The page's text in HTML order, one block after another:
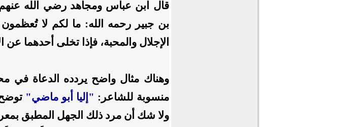
قال ابن عباس ومجاهد رضي الله
بن جبير رحمه الله: ما لكم لا
الإجلال والمحبة، فإذا تخلى أحدهما
وهناك مثال واضح يردده الدعاة في
منسوبة للشاعر: "إليا أبو ماضي"
ولا شك أن مرد ذلك الجهل المطبق